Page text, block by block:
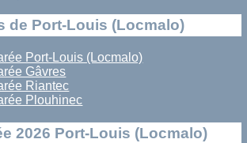
de Port-Louis (Locmalo)
Port-Louis (Locmalo)
Gâvres
Riantec
Plouhinec
2026 Port-Louis (Locmalo)